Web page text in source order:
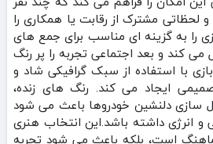
لحظاتی مشترک از رقابت یا همکاری را
را به گزینه‌ ای مناسب برای جمع‌ های
می‌ کند و بعد اجتماعی تجربه را پر رنگ‌
با استفاده از سبک گرافیکی شاد و
ایجاد می‌ کند. رنگ‌ های زنده،
سازی دلنشین خودروها باعث می‌ شود
انرژی داشته باشد.این انتخاب هنری
است، بلکه باعث می‌ شود تجربه